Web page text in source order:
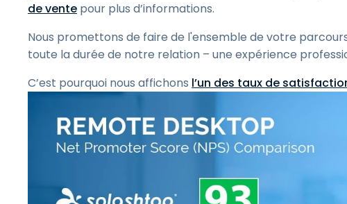
de vente pour plus d’informations.
Nous promettons de faire de l'ensemble de votre
toute la durée de notre relation – une expérience
C’est pourquoi nous affichons l’un des taux de